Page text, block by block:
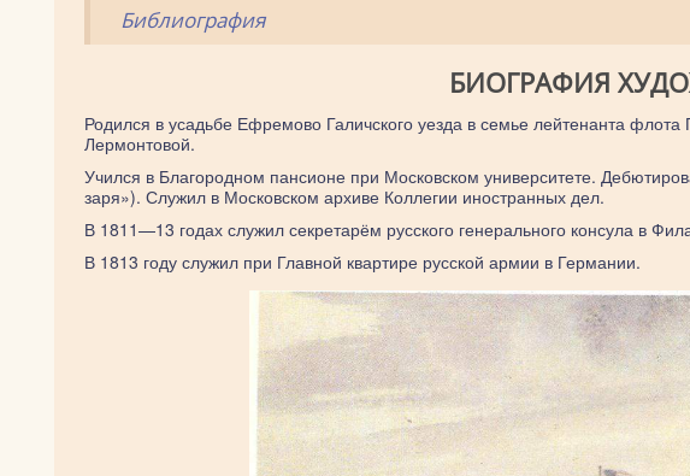
Библиография
БИОГРАФИЯ
Родился в усадьбе Ефремово Галичского уезда в семье лейтенанта
Лермонтовой.
Учился в Благородном пансионе при Московском университете.
заря»). Служил в Московском архиве Коллегии иностранных дел.
В 1811—13 годах служил секретарём русского генерального консула в
В 1813 году служил при Главной квартире русской армии в Германии.